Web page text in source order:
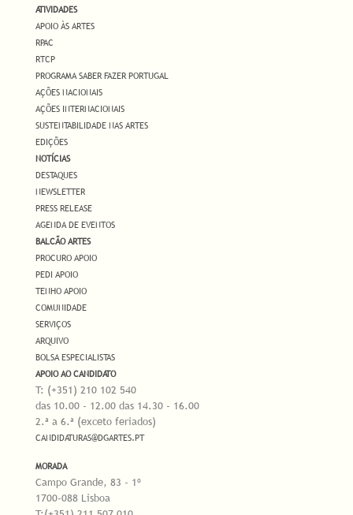
ATIVIDADES
APOIO ÀS ARTES
RPAC
RTCP
PROGRAMA SABER FAZER PORTUGAL
AÇÕES NACIONAIS
AÇÕES INTERNACIONAIS
SUSTENTABILIDADE NAS ARTES
EDIÇÕES
NOTÍCIAS
DESTAQUES
NEWSLETTER
PRESS RELEASE
AGENDA DE EVENTOS
BALCÃO ARTES
PROCURO APOIO
PEDI APOIO
TENHO APOIO
COMUNIDADE
SERVIÇOS
ARQUIVO
BOLSA ESPECIALISTAS
APOIO AO CANDIDATO
T: (+351) 210 102 540
das 10.00 - 12.00 das 14.30 - 16.00
2.ª a 6.ª (exceto feriados)
CANDIDATURAS@DGARTES.PT
MORADA
Campo Grande, 83 - 1º
1700-088 Lisboa